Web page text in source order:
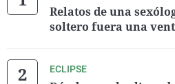
Relatos de una
soltero fuera una
ECLIPSE